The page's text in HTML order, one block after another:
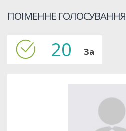
ПОІМЕННЕ ГОЛОСУВАННЯ
20 За